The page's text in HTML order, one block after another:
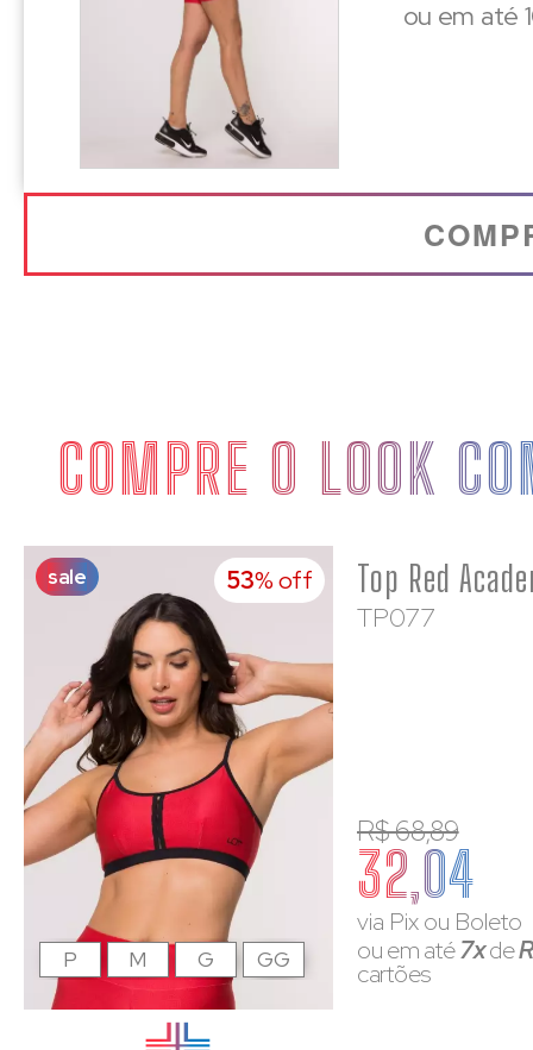
ou em até
COMPRE O LOOK
sale 53% off
TP077
R$ 68,89
32,04
via Pix ou Boleto
ou em até7xde
cartões
P M G GG